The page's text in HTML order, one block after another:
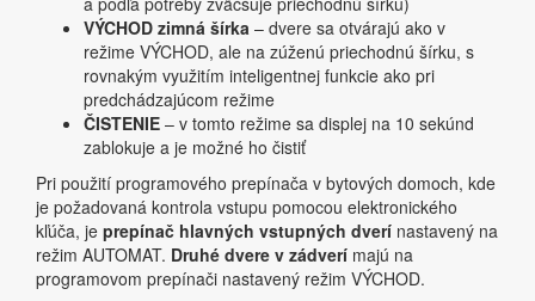
VÝCHOD zimná šírka – dvere sa otvárajú ako v
režime VÝCHOD, ale na zúženú priechodnú šírku, s
rovnakým využitím inteligentnej funkcie ako pri
predchádzajúcom režime
ČISTENIE – v tomto režime sa displej na 10 sekúnd
zablokuje a je možné ho čistiť
Pri použití programového prepínača v bytových domoch, kde
je požadovaná kontrola vstupu pomocou elektronického
kľúča, je prepínač hlavných vstupných dverí nastavený na
režim AUTOMAT. Druhé dvere v zádverí majú na
programovom prepínači nastavený režim VÝCHOD.